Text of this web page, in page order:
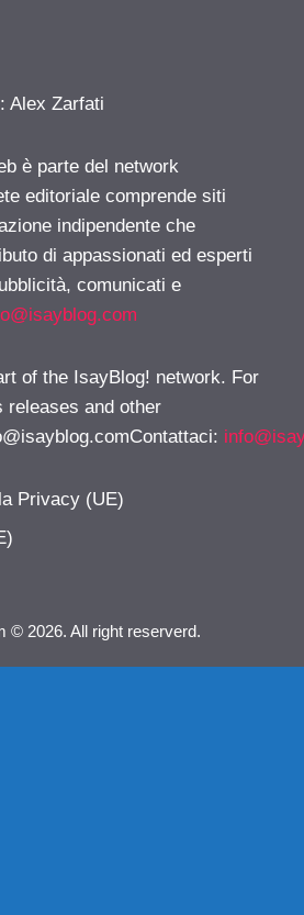
: Alex Zarfati
è parte del network
editoriale comprende siti
indipendente che
di appassionati ed esperti
comunicati e
of the IsayBlog! network. For
releases and other
:
Privacy (UE)
© 2026. All right reserverd.